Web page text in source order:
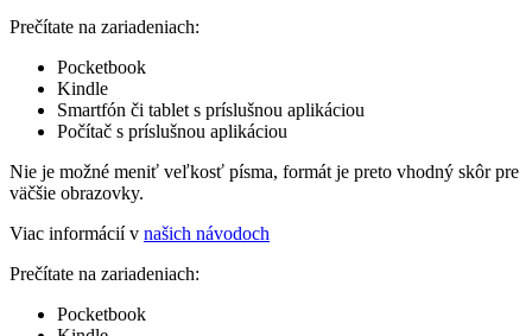
Prečítate na zariadeniach:
Pocketbook
Kindle
Smartfón či tablet s príslušnou aplikáciou
Počítač s príslušnou aplikáciou
Nie je možné meniť veľkosť písma, formát je preto vhodný skôr pre
väčšie obrazovky.
Viac informácií v našich návodoch
Prečítate na zariadeniach:
Pocketbook